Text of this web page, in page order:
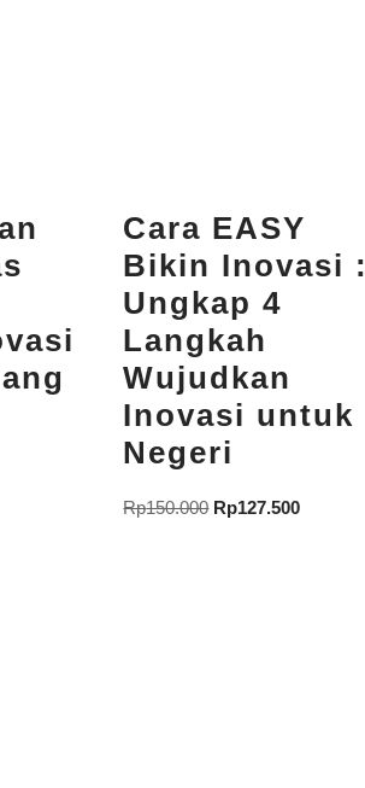
Cara EASY
Bikin Inovasi :
Ungkap 4
Langkah
Wujudkan
Inovasi untuk
Negeri
Rp150.000 Rp127.500